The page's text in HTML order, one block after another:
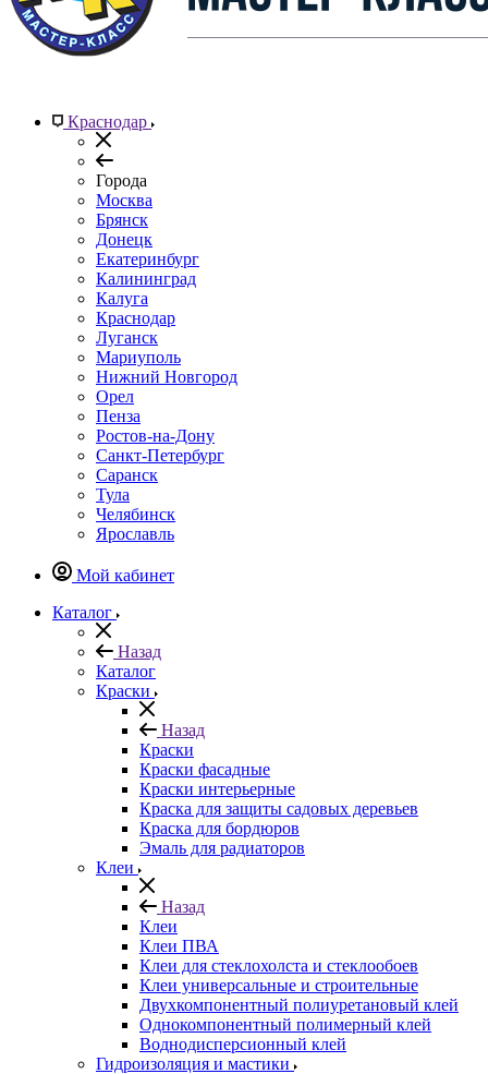
Краснодар
Города
Москва
Брянск
Донецк
Екатеринбург
Калининград
Калуга
Краснодар
Луганск
Мариуполь
Нижний Новгород
Орел
Пенза
Ростов-на-Дону
Санкт-Петербург
Саранск
Тула
Челябинск
Ярославль
Мой кабинет
Каталог
Назад
Каталог
Краски
Назад
Краски
Краски фасадные
Краски интерьерные
Краска для защиты садовых деревьев
⁠Краска для бордюров
Эмаль для радиаторов
Клеи
Назад
Клеи
Клеи ПВА
Клеи для стеклохолста и стеклообоев
Клеи универсальные и строительные
Двухкомпонентный полиуретановый клей
Однокомпонентный полимерный клей
Воднодисперсионный клей
Гидроизоляция и мастики